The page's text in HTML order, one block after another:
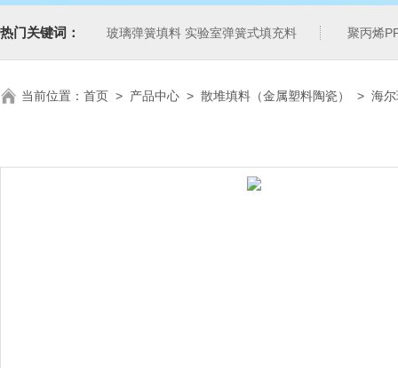
热门关键词： 玻璃弹簧填料 实验室弹簧式填充料 聚丙烯
当前位置： 首页 > 产品中心 > 散堆填料（金属塑料陶瓷） > 海